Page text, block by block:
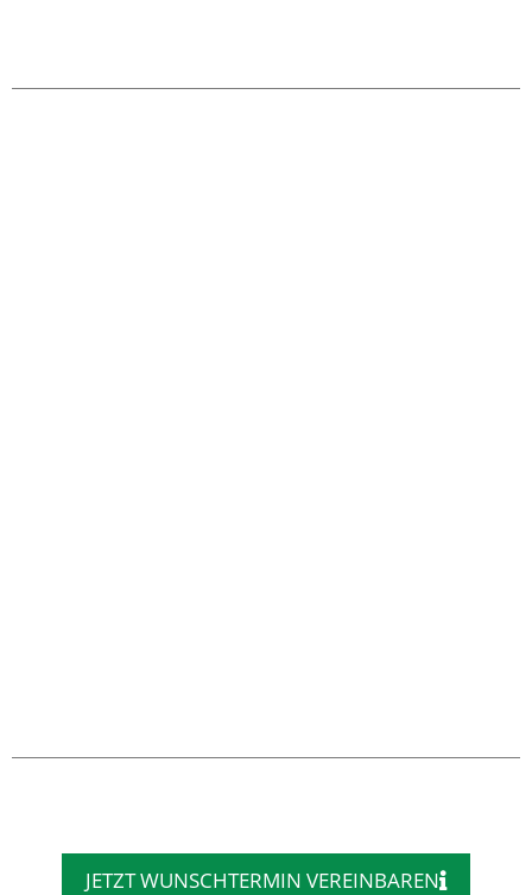
JETZT WUNSCHTERMIN VEREINBAREN